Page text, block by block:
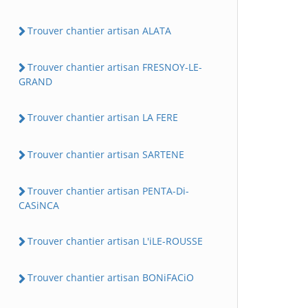
Trouver chantier artisan ALATA
Trouver chantier artisan FRESNOY-LE-
GRAND
Trouver chantier artisan LA FERE
Trouver chantier artisan SARTENE
Trouver chantier artisan PENTA-Di-
CASiNCA
Trouver chantier artisan L'iLE-ROUSSE
Trouver chantier artisan BONiFACiO